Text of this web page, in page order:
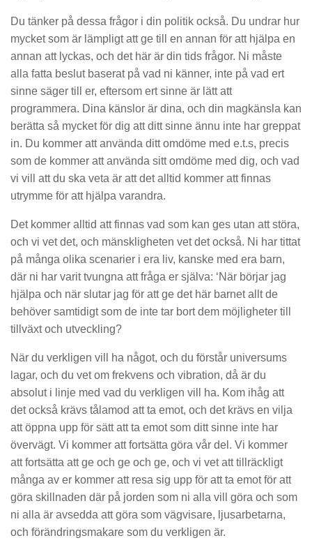
Du tänker på dessa frågor i din politik också. Du undrar hur
mycket som är lämpligt att ge till en annan för att hjälpa en
annan att lyckas, och det här är din tids frågor. Ni måste
alla fatta beslut baserat på vad ni känner, inte på vad ert
sinne säger till er, eftersom ert sinne är lätt att
programmera. Dina känslor är dina, och din magkänsla kan
berätta så mycket för dig att ditt sinne ännu inte har greppat
in. Du kommer att använda ditt omdöme med e.t.s, precis
som de kommer att använda sitt omdöme med dig, och vad
vi vill att du ska veta är att det alltid kommer att finnas
utrymme för att hjälpa varandra.
Det kommer alltid att finnas vad som kan ges utan att störa,
och vi vet det, och mänskligheten vet det också. Ni har tittat
på många olika scenarier i era liv, kanske med era barn,
där ni har varit tvungna att fråga er själva: ‘När börjar jag
hjälpa och när slutar jag för att ge det här barnet allt de
behöver samtidigt som de inte tar bort dem möjligheter till
tillväxt och utveckling?
När du verkligen vill ha något, och du förstår universums
lagar, och du vet om frekvens och vibration, då är du
absolut i linje med vad du verkligen vill ha. Kom ihåg att
det också krävs tålamod att ta emot, och det krävs en vilja
att öppna upp för sätt att ta emot som ditt sinne inte har
övervägt. Vi kommer att fortsätta göra vår del. Vi kommer
att fortsätta att ge och ge och ge, och vi vet att tillräckligt
många av er kommer att resa sig upp för att ta emot för att
göra skillnaden där på jorden som ni alla vill göra och som
ni alla är avsedda att göra som vägvisare, ljusarbetarna,
och förändringsmakare som du verkligen är.